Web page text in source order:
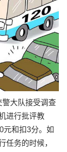
警大队接受调查
进行批评教
元和扣3分。如
任务的时候，